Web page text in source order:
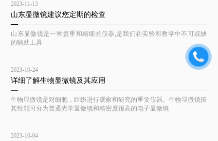
2023-11-13
山东显微镜建议您定期的检查
山东显微镜是一种贵重和精细的仪器,是我们在实验和教学中不可或缺
的辅助工具
2023-10-24
详细了解生物显微镜及其应用
生物显微镜是对细胞，组织进行观察和研究的重要仪器。生物显微镜按
其性能可分为普通光学显微镜和精密度很高的电子显微镜
2023-10-04